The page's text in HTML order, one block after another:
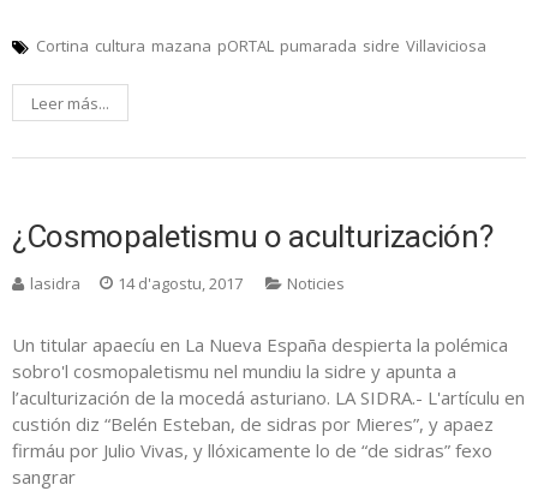
Cortina cultura mazana pORTAL pumarada sidre Villaviciosa
Leer más...
¿Cosmopaletismu o aculturización?
lasidra 14 d'agostu, 2017 Noticies
Un titular apaecíu en La Nueva España despierta la polémica
sobro'l cosmopaletismu nel mundiu la sidre y apunta a
l’aculturización de la mocedá asturiano. LA SIDRA.- L'artículu en
custión diz “Belén Esteban, de sidras por Mieres”, y apaez
firmáu por Julio Vivas, y llóxicamente lo de “de sidras” fexo
sangrar